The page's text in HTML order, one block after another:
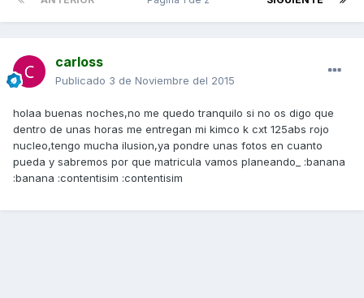
carloss
Publicado 3 de Noviembre del 2015
holaa buenas noches,no me quedo tranquilo si no os digo que
dentro de unas horas me entregan mi kimco k cxt 125abs rojo
nucleo,tengo mucha ilusion,ya pondre unas fotos en cuanto
pueda y sabremos por que matricula vamos planeando_ :banana
:banana :contentisim :contentisim